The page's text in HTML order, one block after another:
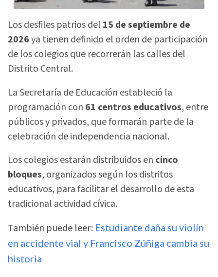
Los desfiles patrios del 15 de septiembre de
2026ya tienen definido el orden de participación
de los colegios que recorrerán las calles del
Distrito Central.
La Secretaría de Educación estableció la
programación con 61 centros educativos, entre
públicos y privados, que formarán parte de la
celebración de independencia nacional.
Los colegios estarán distribuidos en cinco
bloques, organizados según los distritos
educativos, para facilitar el desarrollo de esta
tradicional actividad cívica.
También puede leer: Estudiante daña su violín
en accidente vial y Francisco Zúñiga cambia su
historia